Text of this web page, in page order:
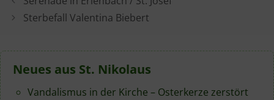
Sterbefall Valentina Biebert
Neues aus St. Nikolaus
Vandalismus in der Kirche – Osterkerze zerstört